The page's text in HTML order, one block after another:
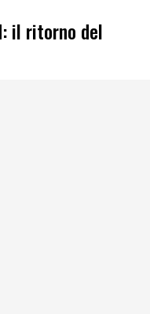
il ritorno del